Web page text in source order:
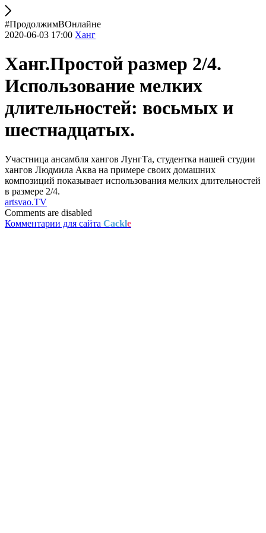
#ПродолжимВОнлайне
2020-06-03 17:00 Ханг
Ханг.Простой размер 2/4.
Использование мелких
длительностей: восьмых и
шестнадцатых.
Участница ансамбля хангов ЛунгТа, студентка нашей студии
хангов Людмила Аква на примере своих домашних
композиций показывает использования мелких длительностей
в размере 2/4.
artsvao.TV
Comments are disabled
Комментарии для сайта Cackle